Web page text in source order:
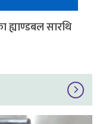
ह्याण्डबल सारथि